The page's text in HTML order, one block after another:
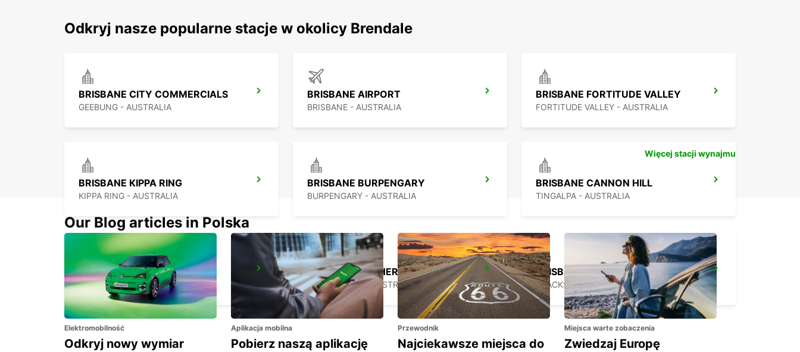
Odkryj nasze popularne stacje w okolicy Brendale
BRISBANE CITY COMMERCIALS
GEEBUNG - AUSTRALIA
BRISBANE AIRPORT
BRISBANE - AUSTRALIA
BRISBANE FORTITUDE VALLEY
FORTITUDE VALLEY - AUSTRALIA
BRISBANE KIPPA RING
KIPPA RING - AUSTRALIA
BRISBANE BURPENGARY
BURPENGARY - AUSTRALIA
BRISBANE CANNON HILL
TINGALPA - AUSTRALIA
BRISBANE MANSFIELD
MANSFIELD - AUSTRALIA
BRISBANE ARCHERFIELD
ARCHERFIELD - AUSTRALIA
BRISBANE SLACKS CREEK
SLACKS CREEK - AUSTRALIA
Więcej stacji wynajmu
Our Blog articles in Polska
Elektromobilność
Odkryj nowy wymiar
Aplikacja mobilna
Pobierz naszą aplikację
Przewodnik
Najciekawsze miejsca do
Miejsca warte zobaczenia
Zwiedzaj Europę